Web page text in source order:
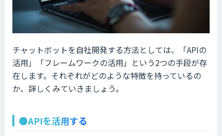
チャットボットを自社開発する方法としては、「APIの
活用」「フレームワークの活用」という2つの手段が存
在します。それぞれがどのような特徴を持っているの
か、詳しくみていきましょう。
●APIを活用する